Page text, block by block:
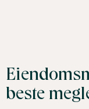
beste